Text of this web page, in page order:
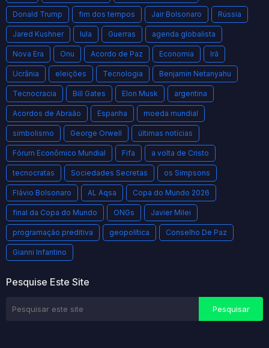
Donald Trump fim dos tempos Jair Bolsonaro Rússia
Jared Kushner lula Guerras agenda globalista
Nova Era Onu Acordo de Paz Economia Irã
Ucrânia eleições Tecnologia Benjamin Netanyahu
Tecnocracia Bill Gates Elon Musk argentina
Acordos de Abraão Espanha moeda mundial
simbolismo George Orwell últimas notícias
Fórum Econômico Mundial Fifa a volta de Cristo
tecnocratas Sociedades Secretas os Simpsons
Flávio Bolsonaro AL Aqsa Copa do Mundo 2026
final da Copa do Mundo ONGs Javier Milei
programação preditiva geopolítica Conselho De Paz
Gianni Infantino
Pesquise Este Site